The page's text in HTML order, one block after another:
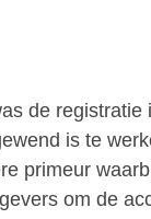
de registratie
is te
primeur
om de